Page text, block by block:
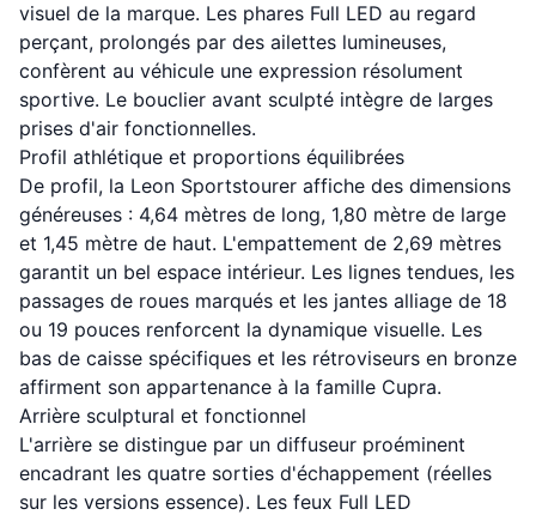
visuel de la marque. Les phares Full LED au regard
perçant, prolongés par des ailettes lumineuses,
confèrent au véhicule une expression résolument
sportive. Le bouclier avant sculpté intègre de larges
prises d'air fonctionnelles.
Profil athlétique et proportions équilibrées
De profil, la Leon Sportstourer affiche des dimensions
généreuses : 4,64 mètres de long, 1,80 mètre de large
et 1,45 mètre de haut. L'empattement de 2,69 mètres
garantit un bel espace intérieur. Les lignes tendues, les
passages de roues marqués et les jantes alliage de 18
ou 19 pouces renforcent la dynamique visuelle. Les
bas de caisse spécifiques et les rétroviseurs en bronze
affirment son appartenance à la famille Cupra.
Arrière sculptural et fonctionnel
L'arrière se distingue par un diffuseur proéminent
encadrant les quatre sorties d'échappement (réelles
sur les versions essence). Les feux Full LED